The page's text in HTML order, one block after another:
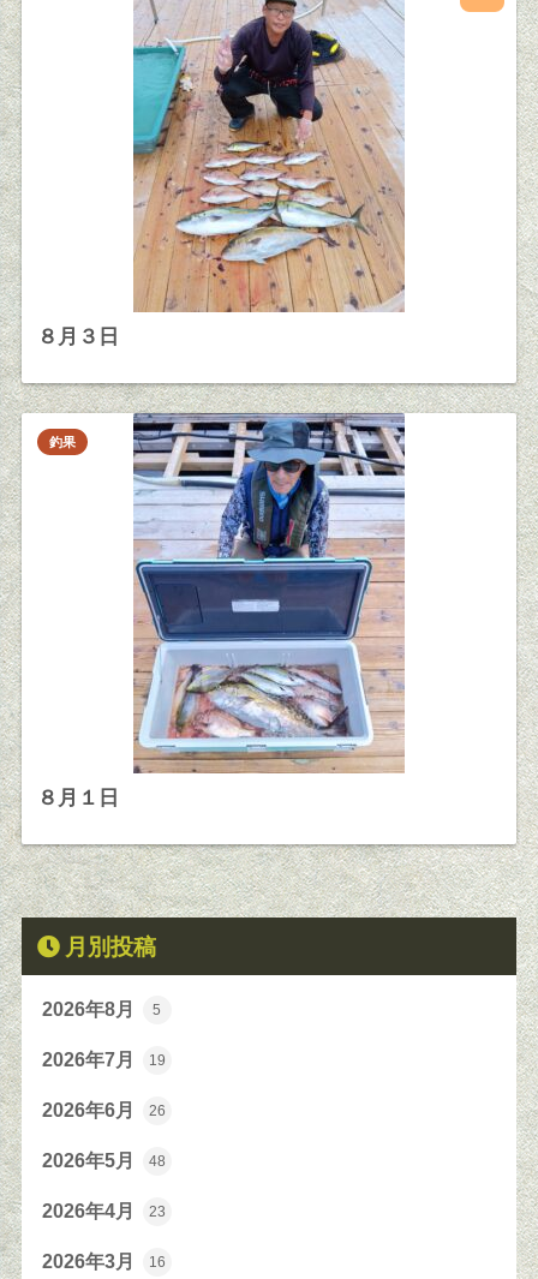
８月３日
８月１日
釣果
月別投稿
2026年8月 5
2026年7月 19
2026年6月 26
2026年5月 48
2026年4月 23
2026年3月 16